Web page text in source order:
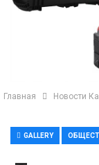
Главная Новости
GALLERY